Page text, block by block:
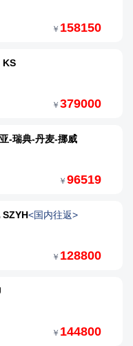
￥ 158150
KS
￥ 379000
-瑞典-丹麦-挪威
￥ 96519
18日 阿根廷+南极一地 SZYH<国内往返>
￥ 128800
￥ 144800